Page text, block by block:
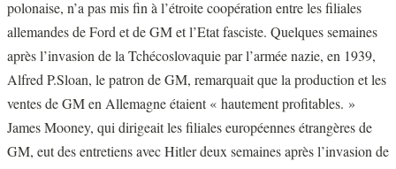
polonaise, n’a pas mis fin à l’étroite coopération entre les filiales
allemandes de Ford et de GM et l’Etat fasciste. Quelques semaines
après l’invasion de la Tchécoslovaquie par l’armée nazie, en 1939,
Alfred P.Sloan, le patron de GM, remarquait que la production et les
ventes de GM en Allemagne étaient « hautement profitables. »
James Mooney, qui dirigeait les filiales européennes étrangères de
GM, eut des entretiens avec Hitler deux semaines après l’invasion de